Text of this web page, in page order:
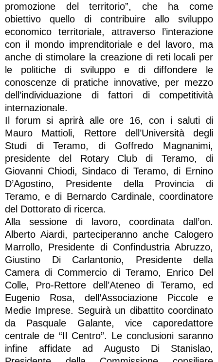
promozione del territorio”, che ha come
obiettivo quello di contribuire allo sviluppo
economico territoriale, attraverso l’interazione
con il mondo imprenditoriale e del lavoro, ma
anche di stimolare la creazione di reti locali per
le politiche di sviluppo e di diffondere le
conoscenze di pratiche innovative, per mezzo
dell’individuazione di fattori di competitività
internazionale.
Il forum si aprirà alle ore 16, con i saluti di
Mauro Mattioli, Rettore dell’Università degli
Studi di Teramo, di Goffredo Magnanimi,
presidente del Rotary Club di Teramo, di
Giovanni Chiodi, Sindaco di Teramo, di Ernino
D’Agostino, Presidente della Provincia di
Teramo, e di Bernardo Cardinale, coordinatore
del Dottorato di ricerca.
Alla sessione di lavoro, coordinata dall’on.
Alberto Aiardi, parteciperanno anche Calogero
Marrollo, Presidente di Confindustria Abruzzo,
Giustino Di Carlantonio, Presidente della
Camera di Commercio di Teramo, Enrico Del
Colle, Pro-Rettore dell’Ateneo di Teramo, ed
Eugenio Rosa, dell’Associazione Piccole e
Medie Imprese. Seguirà un dibattito coordinato
da Pasquale Galante, vice caporedattore
centrale de “Il Centro”. Le conclusioni saranno
infine affidate ad Augusto Di Stanislao,